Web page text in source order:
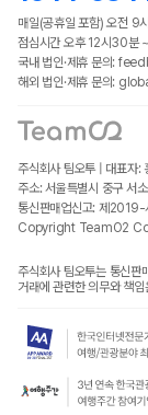
매일(공휴일 포함) 오전 9
점심시간 오후 12시30분
국내 법인·제휴 문의:
해외 법인·제휴 문의:
주식회사 팀오투 | 대표
주소: 서울특별시 중구 서
통신판매업신고: 제
Copyright TeamO2
주식회사 팀오투는 통신판
거래에 관련한 의무와 책